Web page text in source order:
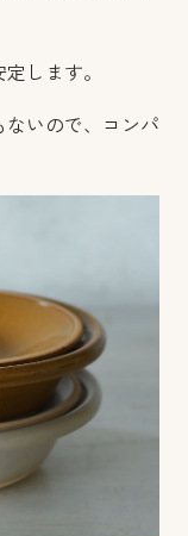
します。
ないので、コンパ